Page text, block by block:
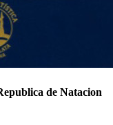
de Natacion